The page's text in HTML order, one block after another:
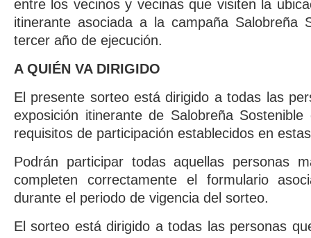
entre los vecinos y vecinas que visiten la
itinerante asociada a la campaña Salobreña
tercer año de ejecución.
A QUIÉN VA DIRIGIDO
El presente sorteo está dirigido a todas las
exposición itinerante de Salobreña
requisitos de participación establecidos en
Podrán participar todas aquellas personas
completen correctamente el formulario
durante el periodo de vigencia del sorteo.
El sorteo está dirigido a todas las personas